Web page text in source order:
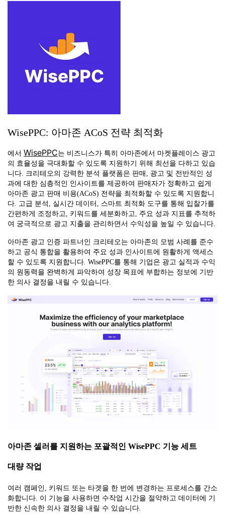
WisePPC: 아마존 ACoS 전략 최적화
에서 WisePPC는 비즈니스가 특히 아마존에서 마켓플레이스 광고
의 효율성을 극대화할 수 있도록 지원하기 위해 최선을 다하고 있습
니다. 크리테오의 강력한 분석 플랫폼은 판매, 광고 및 전반적인 성
과에 대한 심층적인 인사이트를 제공하여 판매자가 정확하고 쉽게
아마존 광고 판매 비용(ACoS) 전략을 최적화할 수 있도록 지원합니
다. 고급 분석, 실시간 데이터, 스마트 최적화 도구를 통해 입찰가를
간편하게 조정하고, 키워드를 세분화하고, 주요 성과 지표를 추적하
여 궁극적으로 광고 지출을 관리하면서 수익성을 높일 수 있습니다.
아마존 광고 인증 파트너인 크리테오는 아마존의 모범 사례를 준수
하고 공식 통합을 활용하여 주요 성과 인사이트에 원활하게 액세스
할 수 있도록 지원합니다. WisePPC를 통해 기업은 광고 실적과 수익
의 원동력을 완벽하게 파악하여 성장 목표에 부합하는 정보에 기반
한 의사 결정을 내릴 수 있습니다.
아마존 셀러를 지원하는 포괄적인 WisePPC 기능 세트
대량 작업
여러 캠페인, 키워드 또는 타겟을 한 번에 변경하는 프로세스를 간소
화합니다. 이 기능을 사용하면 수작업 시간을 절약하고 데이터에 기
반한 신속한 의사 결정을 내릴 수 있습니다.